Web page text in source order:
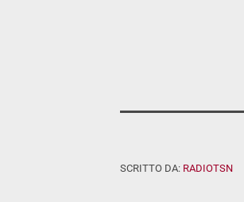
SCRITTO DA: RADIOTSN